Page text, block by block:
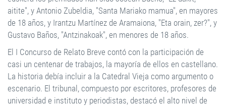
aitite", y Antonio Zubeldia, "Santa Mariako mamua", en mayores
de 18 años, y Irantzu Martínez de Aramaiona, "Eta orain, zer?", y
Gustavo Baños, "Antzinakoak", en menores de 18 años.
El I Concurso de Relato Breve contó con la participación de
casi un centenar de trabajos, la mayoría de ellos en castellano.
La historia debía incluir a la Catedral Vieja como argumento o
escenario. El tribunal, compuesto por escritores, profesores de
universidad e instituto y periodistas, destacó el alto nivel de